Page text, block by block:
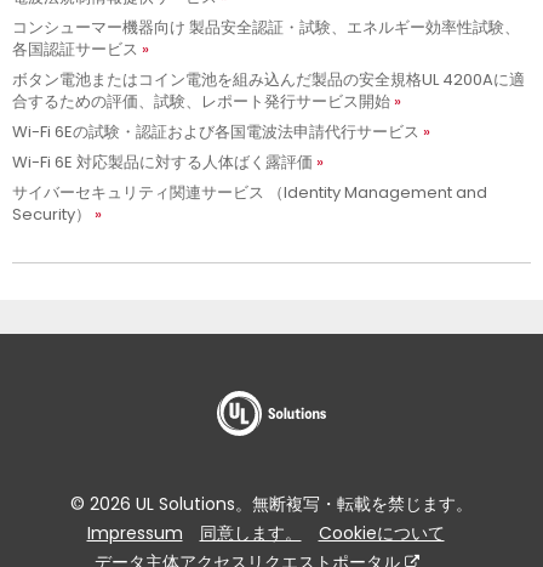
コンシューマー機器向け 製品安全認証・試験、エネルギー効率性試験、
各国認証サービス
ボタン電池またはコイン電池を組み込んだ製品の安全規格UL 4200Aに適
合するための評価、試験、レポート発行サービス開始
Wi-Fi 6Eの試験・認証および各国電波法申請代行サービス
Wi-Fi 6E 対応製品に対する人体ばく露評価
サイバーセキュリティ関連サービス （Identity Management and
Security）
© 2026 UL Solutions。無断複写・転載を禁じます。
Impressum
同意します。
Cookieについて